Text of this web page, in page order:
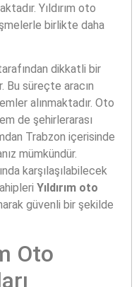
Yıldırım oto
birlikte daha
dikkatli bir
süreçte aracın
alınmaktadır. Oto
de şehirlerarası
Trabzon içerisinde
mümkündür.
karşılaşılabilecek
Yıldırım oto
güvenli bir şekilde
Oto